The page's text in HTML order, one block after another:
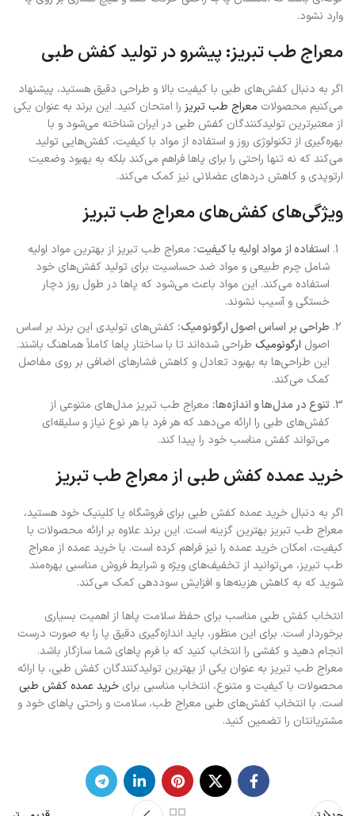
وارد نشود.
معراج طب تبریز: پیشرو در تولید کفش طبی
اگر به دنبال کفش‌های طبی با کیفیت بالا و طراحی دقیق هستید، پیشنهاد
می‌کنیم محصولات معراج طب تبریز را امتحان کنید. این برند به عنوان یکی
از معتبرترین تولیدکنندگان کفش طبی در ایران شناخته می‌شود و با
بهره‌گیری از تکنولوژی روز و استفاده از مواد با کیفیت، کفش‌هایی تولید
می‌کند که نه تنها راحتی را برای پاها فراهم می‌کند بلکه به بهبود وضعیت
ارتوپدی و کاهش دردهای عضلانی نیز کمک می‌کند.
ویژگی‌های کفش‌های معراج طب تبریز
استفاده از مواد اولیه با کیفیت: معراج طب تبریز از بهترین مواد اولیه
شامل چرم طبیعی و مواد ضد حساسیت برای تولید کفش‌های خود
استفاده می‌کند. این مواد باعث می‌شود که پاها در طول روز دچار
خستگی و آسیب نشوند.
طراحی بر اساس اصول ارگونومیک: کفش‌های تولیدی این برند بر اساس
اصول ارگونومیک طراحی شده‌اند تا با ساختار پاها کاملاً هماهنگ باشند.
این طراحی‌ها به بهبود تعادل و کاهش فشارهای اضافی بر روی مفاصل
کمک می‌کند.
تنوع در مدل‌ها و اندازه‌ها: معراج طب تبریز مدل‌های متنوعی از
کفش‌های طبی را ارائه می‌دهد که هر فرد با هر نوع نیاز و سلیقه‌ای
می‌تواند کفش مناسب خود را پیدا کند.
خرید عمده کفش طبی از معراج طب تبریز
اگر به دنبال خرید عمده کفش طبی برای فروشگاه یا کلینیک خود هستید،
معراج طب تبریز بهترین گزینه است. این برند علاوه بر ارائه محصولات با
کیفیت، امکان خرید عمده را نیز فراهم کرده است. با خرید عمده از معراج
طب تبریز، می‌توانید از تخفیف‌های ویژه و شرایط فروش مناسبی بهره‌مند
شوید که به کاهش هزینه‌ها و افزایش سوددهی کمک می‌کند.
انتخاب کفش طبی مناسب برای حفظ سلامت پاها از اهمیت بسیاری
برخوردار است. برای این منظور، باید اندازه‌گیری دقیق پا را به صورت درست
انجام دهید و کفشی را انتخاب کنید که با فرم پاهای شما سازگار باشد.
معراج طب تبریز به عنوان یکی از بهترین تولیدکنندگان کفش طبی، با ارائه
محصولات با کیفیت و متنوع، انتخاب مناسبی برای خرید عمده کفش طبی
است. با انتخاب کفش‌های طبی معراج طب، سلامت و راحتی پاهای خود و
مشتریانتان را تضمین کنید.